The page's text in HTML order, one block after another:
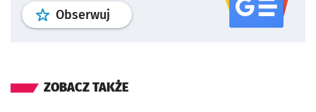
Obserwuj profil serwisu
ZOBACZ TAKŻE